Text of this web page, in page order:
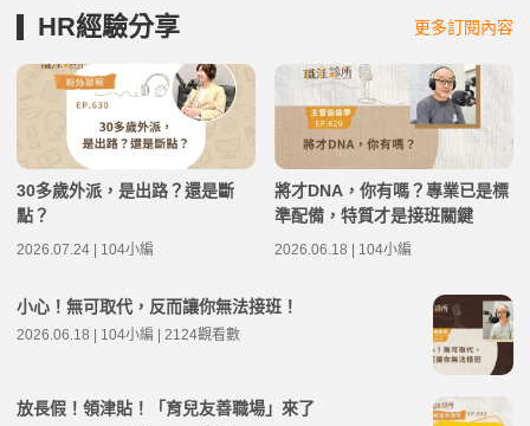
HR經驗分享 更多訂閱內容
30多歲外派，是出路？還是斷
點？
2026.07.24 | 104小編
將才DNA，你有嗎？專業已是標
準配備，特質才是接班關鍵
2026.06.18 | 104小編
小心！無可取代，反而讓你無法接班！
2026.06.18 | 104小編 | 2124觀看數
放長假！領津貼！「育兒友善職場」來了